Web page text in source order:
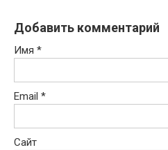
Добавить комментарий
Имя *
Email *
Сайт